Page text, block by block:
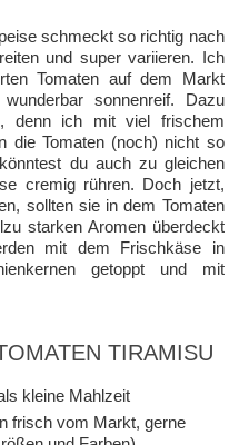
schmeckt so richtig nach
und super variieren. Ich
Tomaten auf dem Markt
sonnenreif. Dazu
denn ich mit viel frischem
die Tomaten (noch) nicht so
du auch zu gleichen
cremig rühren. Doch jetzt,
sollten sie in dem Tomaten
starken Aromen überdeckt
mit dem Frischkäse in
getoppt und mit
TIRAMISU
kleine Mahlzeit
frisch vom Markt, gerne